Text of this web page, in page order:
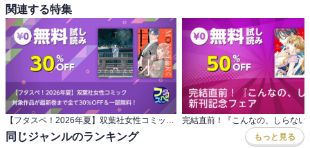
関連する特集
【フタスペ！2026年夏】双葉社女性コミック 対象作品が最新巻まで全て30％OFF＆一部無料！
同じジャンルのランキング もっと見る